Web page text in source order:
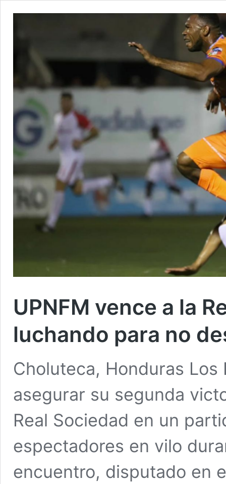
UPNFM vence a la
luchando para no
Choluteca, Honduras Los
asegurar su segunda
Real Sociedad en un
espectadores en vilo
encuentro, disputado en